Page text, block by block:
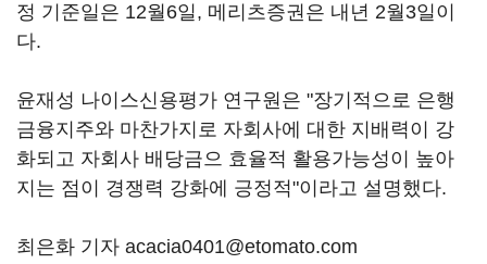
정 기준일은 12월6일, 메리츠증권은 내년 2월3일이
다.
윤재성 나이스신용평가 연구원은 "장기적으로 은행
금융지주와 마찬가지로 자회사에 대한 지배력이 강
화되고 자회사 배당금으 효율적 활용가능성이 높아
지는 점이 경쟁력 강화에 긍정적"이라고 설명했다.
최은화 기자 acacia0401@etomato.com